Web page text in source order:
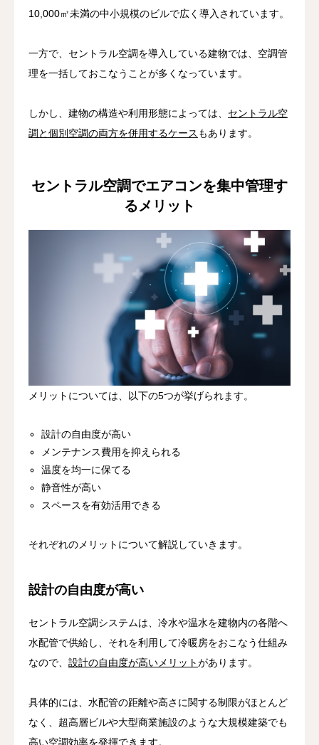
10,000㎡未満の中小規模のビルで広く導入されています。
一方で、セントラル空調を導入している建物では、空調管
理を一括しておこなうことが多くなっています。
しかし、建物の構造や利用形態によっては、 セントラル空
調と個別空調の両方を併用するケース もあります。
セントラル空調でエアコンを集中管理す
るメリット
メリットについては、以下の5つが挙げられます。
設計の自由度が高い
メンテナンス費用を抑えられる
温度を均一に保てる
静音性が高い
スペースを有効活用できる
それぞれのメリットについて解説していきます。
設計の自由度が高い
セントラル空調システムは、冷水や温水を建物内の各階へ
水配管で供給し、それを利用して冷暖房をおこなう仕組み
なので、 設計の自由度が高いメリットがあります。
具体的には、水配管の距離や高さに関する制限がほとんど
なく、超高層ビルや大型商業施設のような大規模建築でも
高い空調効率を発揮できます。